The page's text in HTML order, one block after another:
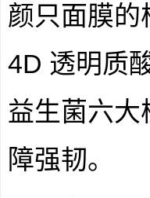
颜只面膜的
4D 透明质
益生菌六
障强韧。